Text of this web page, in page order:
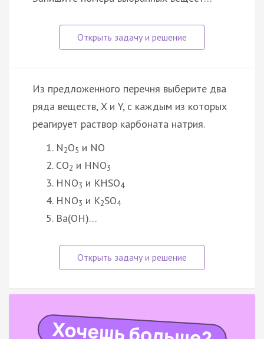
Из предложенного перечня выберите два
ряда веществ, X и Y, с каждым из которых
реагирует раствор карбоната натрия.
N2O5 и NO
CO2 и HNO3
HNO3 и KHSO4
HNO3 и K2SO4
Ba(OH)…